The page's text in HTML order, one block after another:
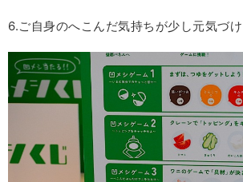
6.ご自身のへこんだ気持ちが少し元気づ